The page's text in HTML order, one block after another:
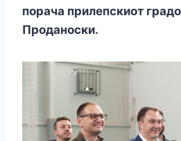
порача прилепскиот
Проданоски.